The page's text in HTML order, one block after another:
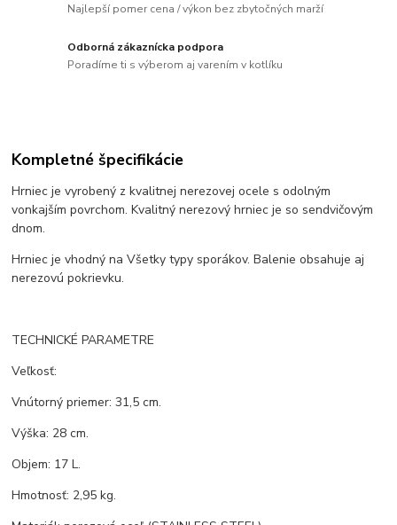
Najlepší pomer cena / výkon bez zbytočných marží
Odborná zákaznícka podpora
Poradíme ti s výberom aj varením v kotlíku
Kompletné špecifikácie
Hrniec je vyrobený z kvalitnej nerezovej ocele s odolným
vonkajším povrchom. Kvalitný nerezový hrniec je so sendvičovým
dnom.
Hrniec je vhodný na Všetky typy sporákov. Balenie obsahuje aj
nerezovú pokrievku.
TECHNICKÉ PARAMETRE
Veľkosť:
Vnútorný priemer: 31,5 cm.
Výška: 28 cm.
Objem: 17 L.
Hmotnosť: 2,95 kg.